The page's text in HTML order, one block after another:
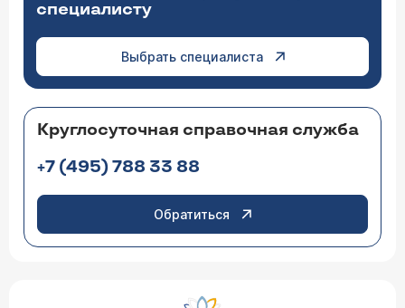
специалисту
Выбрать специалиста
Круглосуточная справочная служба
+7 (495) 788 33 88
Обратиться